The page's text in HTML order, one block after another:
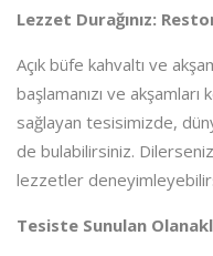
Lezzet Durağınız:
Açık büfe kahvaltı ve
başlamanızı ve
sağlayan tesisimizde,
de bulabilirsiniz.
lezzetler
Tesiste Sunulan